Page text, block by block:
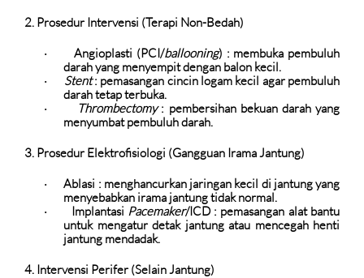
2. Prosedur Intervensi (Terapi Non-Bedah)
· Angioplasti (PCI/ballooning) : membuka pembuluh
darah yang menyempit dengan balon kecil.
· Stent : pemasangan cincin logam kecil agar pembuluh
darah tetap terbuka.
· Thrombectomy : pembersihan bekuan darah yang
menyumbat pembuluh darah.
3. Prosedur Elektrofisiologi (Gangguan Irama Jantung)
· Ablasi : menghancurkan jaringan kecil di jantung yang
menyebabkan irama jantung tidak normal.
· Implantasi Pacemaker/ICD : pemasangan alat bantu
untuk mengatur detak jantung atau mencegah henti
jantung mendadak.
4. Intervensi Perifer (Selain Jantung)